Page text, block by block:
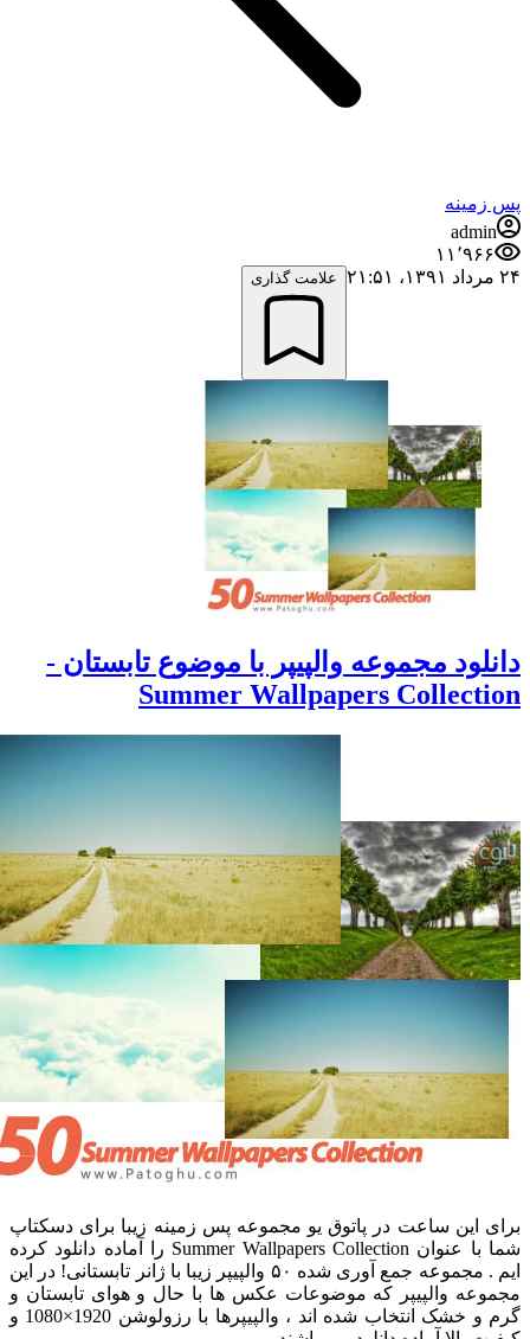
زمینه
admin
۱۱٬۹۶۶
۱۳۹۱،‏ ۲۱:۵۱
علامت گذاری
مجموعه والپیپر با موضوع تابستان -
Summer Wallpapers
این ساعت در پاتوق یو مجموعه پس زمینه زیبا برای دسکتاپ
شما با عنوان Summer Wallpapers Collection را آماده دانلود کرده
ایم . مجموعه جمع آوری شده ۵۰ والپیپر زیبا با ژانر تابستانی! در این
والپیپر که موضوعات عکس ها با حال و هوای تابستان و
گرم و خشک انتخاب شده اند ، والپیپرها با رزولوشن 1920×1080 و